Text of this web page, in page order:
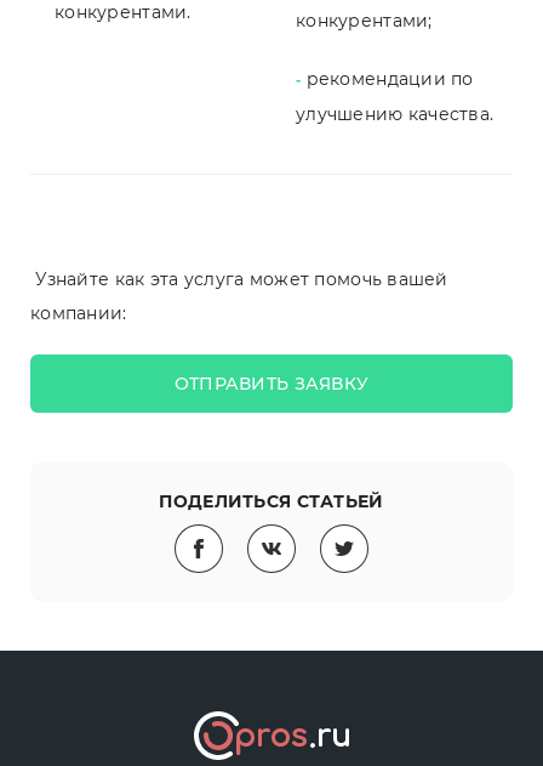
конкурентами.
конкурентами;
- рекомендации по
улучшению качества.
Узнайте как эта услуга может помочь вашей
компании:
ОТПРАВИТЬ ЗАЯВКУ
ПОДЕЛИТЬСЯ СТАТЬЕЙ